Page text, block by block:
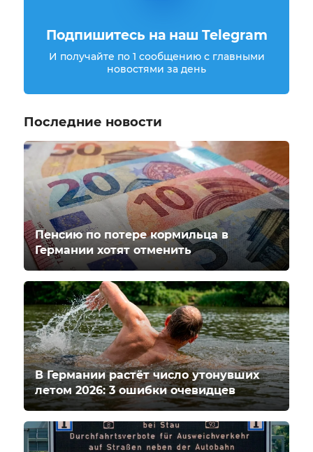
Подпишитесь на наш Telegram
И получайте по 1 сообщению с главными
новостями за день
Последние новости
Пенсию по потере кормильца в
Германии хотят отменить
В Германии растёт число утонувших
летом 2026: 3 ошибки очевидцев